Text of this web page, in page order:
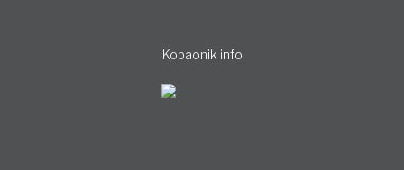
Kopaonik info